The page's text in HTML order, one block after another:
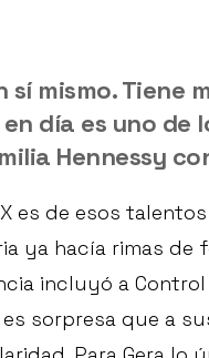
sí mismo. Tiene
día es uno
Hennessy
es de esos
ya hacía rimas de
incluyó a Control
sorpresa que a